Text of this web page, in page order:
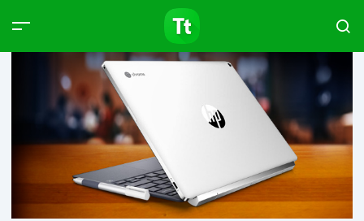
Products Articles
Type to start searching…